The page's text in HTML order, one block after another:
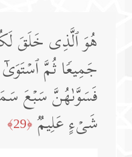
هُوَ ٱلَّذِی خَلَقَ
جَمِیعࣰا ثُمَّ
فَسَوَّىٰهُنَّ سَبۡعَ
شَیۡءٍ عَلِیمࣱ ﴿29﴾